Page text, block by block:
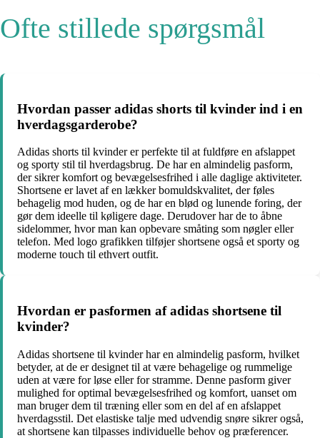
Ofte stillede spørgsmål
Hvordan passer adidas shorts til kvinder ind i en
hverdagsgarderobe?
Adidas shorts til kvinder er perfekte til at fuldføre en afslappet
og sporty stil til hverdagsbrug. De har en almindelig pasform,
der sikrer komfort og bevægelsesfrihed i alle daglige aktiviteter.
Shortsene er lavet af en lækker bomuldskvalitet, der føles
behagelig mod huden, og de har en blød og lunende foring, der
gør dem ideelle til køligere dage. Derudover har de to åbne
sidelommer, hvor man kan opbevare småting som nøgler eller
telefon. Med logo grafikken tilføjer shortsene også et sporty og
moderne touch til ethvert outfit.
Hvordan er pasformen af adidas shortsene til
kvinder?
Adidas shortsene til kvinder har en almindelig pasform, hvilket
betyder, at de er designet til at være behagelige og rummelige
uden at være for løse eller for stramme. Denne pasform giver
mulighed for optimal bevægelsesfrihed og komfort, uanset om
man bruger dem til træning eller som en del af en afslappet
hverdagsstil. Det elastiske talje med udvendig snøre sikrer også,
at shortsene kan tilpasses individuelle behov og præferencer.